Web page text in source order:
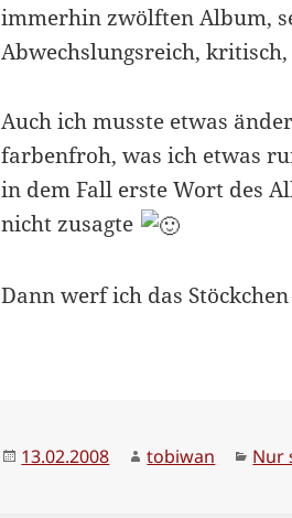
immerhin zwölften Album,
Abwechslungsreich,
Auch ich musste etwas
farbenfroh, was ich etwas
in dem Fall erste Wort des
nicht zusagte
Dann werf ich das
Veröffentlicht
13.02.2008 Autor
tobiwan Nur